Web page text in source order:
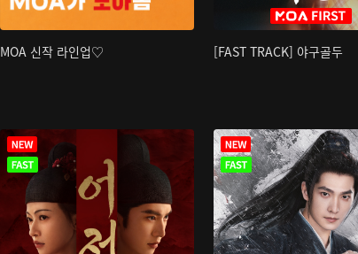
MOA 신작 라인업♡ [FAST TRACK] 야구골두